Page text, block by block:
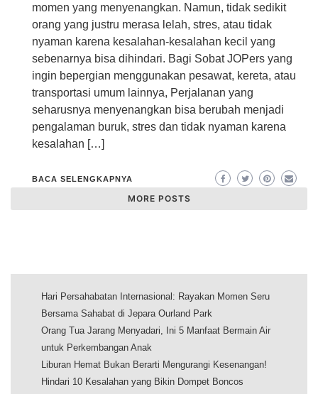
momen yang menyenangkan. Namun, tidak sedikit
orang yang justru merasa lelah, stres, atau tidak
nyaman karena kesalahan-kesalahan kecil yang
sebenarnya bisa dihindari. Bagi Sobat JOPers yang
ingin bepergian menggunakan pesawat, kereta, atau
transportasi umum lainnya, Perjalanan yang
seharusnya menyenangkan bisa berubah menjadi
pengalaman buruk, stres dan tidak nyaman karena
kesalahan […]
BACA SELENGKAPNYA
MORE POSTS
Hari Persahabatan Internasional: Rayakan Momen Seru
Bersama Sahabat di Jepara Ourland Park
Orang Tua Jarang Menyadari, Ini 5 Manfaat Bermain Air
untuk Perkembangan Anak
Liburan Hemat Bukan Berarti Mengurangi Kesenangan!
Hindari 10 Kesalahan yang Bikin Dompet Boncos